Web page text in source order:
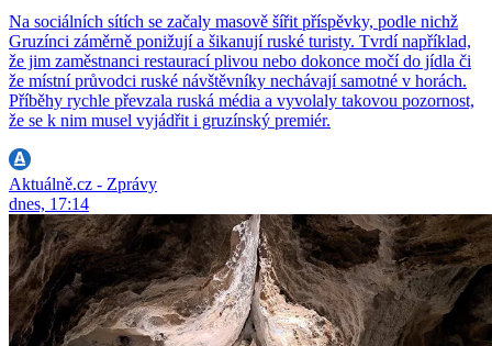
Na sociálních sítích se začaly masově šířit příspěvky, podle nichž
Gruzínci záměrně ponižují a šikanují ruské turisty. Tvrdí například,
že jim zaměstnanci restaurací plivou nebo dokonce močí do jídla či
že místní průvodci ruské návštěvníky nechávají samotné v horách.
Příběhy rychle převzala ruská média a vyvolaly takovou pozornost,
že se k nim musel vyjádřit i gruzínský premiér.
Aktuálně.cz - Zprávy
dnes, 17:14